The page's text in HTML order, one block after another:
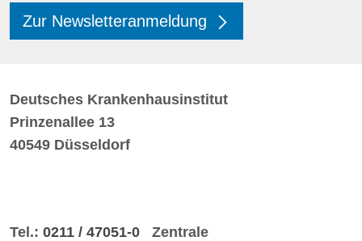
Zur Newsletteranmeldung
Deutsches Krankenhausinstitut
Prinzenallee 13
40549 Düsseldorf
Tel.: 0211 / 47051-0 Zentrale